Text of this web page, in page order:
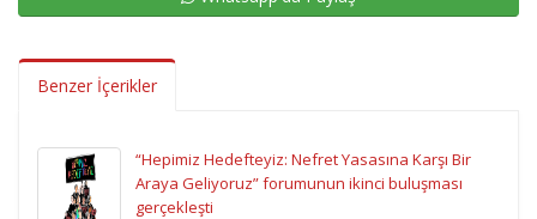
Benzer İçerikler
“Hepimiz Hedefteyiz: Nefret Yasasına Karşı Bir
Araya Geliyoruz” forumunun ikinci buluşması
gerçekleşti